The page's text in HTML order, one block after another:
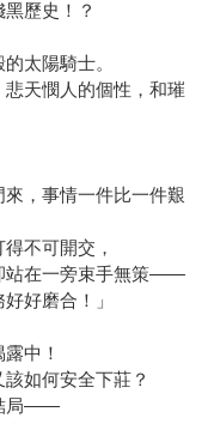
歷史！？
太陽騎士。
天憫人的個性，和璀
，事情一件比一件艱
不可開交，
站在一旁束手無策——
好磨合！」
中！
如何安全下莊？
局——